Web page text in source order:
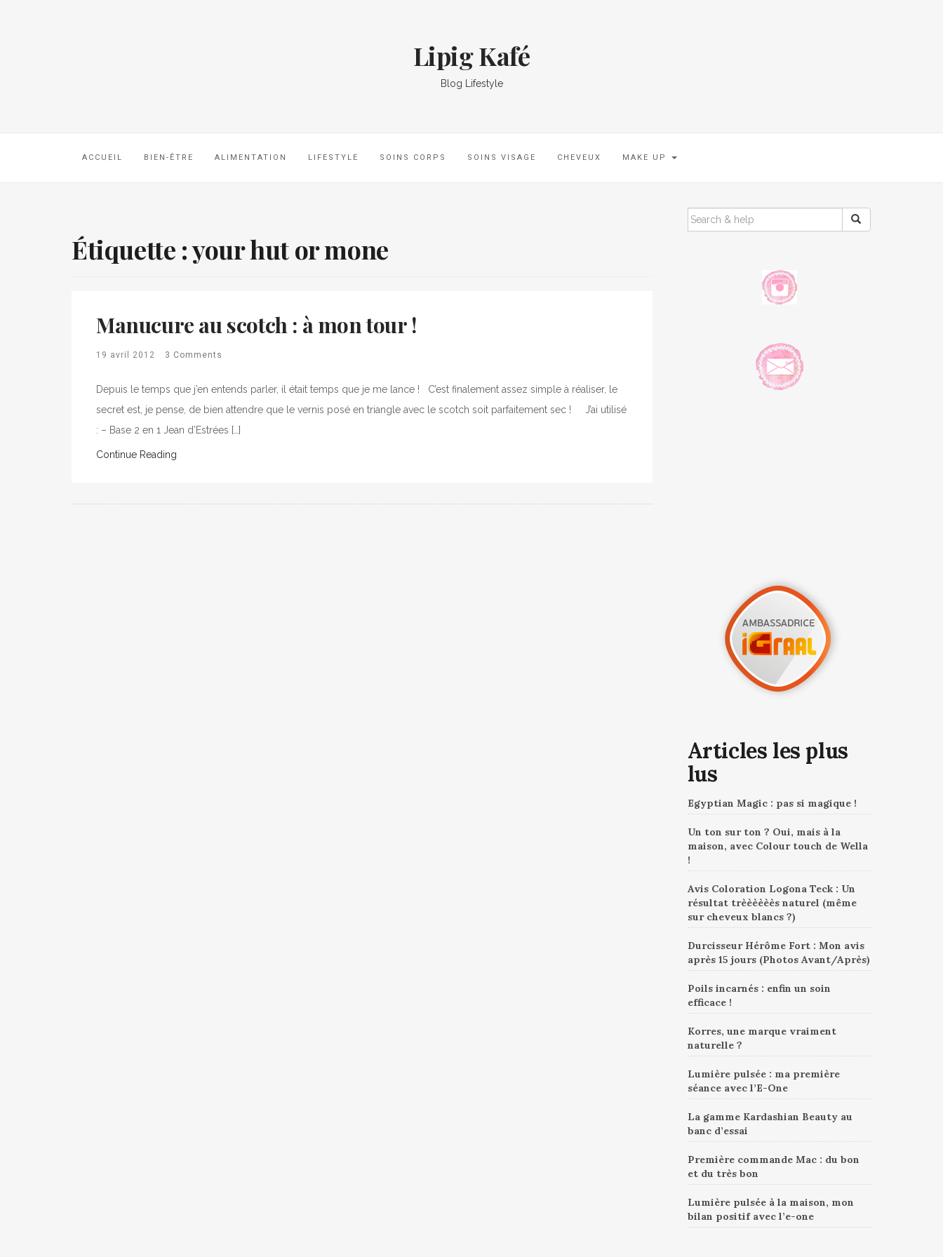
Lipig Kafé
Blog Lifestyle
ACCUEIL BIEN-ÊTRE ALIMENTATION LIFESTYLE SOINS CORPS SOINS VISAGE CHEVEUX MAKE UP
Étiquette :your hut or mone
Manucure au scotch : à mon tour !
19 avril 2012 3 Comments
Depuis le temps que j’en entends parler, il était temps que je me lance ! C’est finalement assez simple à réaliser, le
secret est, je pense, de bien attendre que le vernis posé en triangle avec le scotch soit parfaitement sec ! J’ai utilisé
: – Base 2 en 1 Jean d’Estrées […]
Continue Reading
SEARCH
FOR:
Articles les plus
lus
Egyptian Magic : pas si magique !
Un ton sur ton ? Oui, mais à la
maison, avec Colour touch de Wella
!
Avis Coloration Logona Teck : Un
résultat trèèèèèès naturel (même
sur cheveux blancs ?)
Durcisseur Hérôme Fort : Mon avis
après 15 jours (Photos Avant/Après)
Poils incarnés : enfin un soin
efficace !
Korres, une marque vraiment
naturelle ?
Lumière pulsée : ma première
séance avec l’E-One
La gamme Kardashian Beauty au
banc d’essai
Première commande Mac : du bon
et du très bon
Lumière pulsée à la maison, mon
bilan positif avec l’e-one